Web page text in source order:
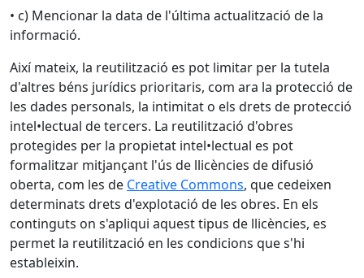
• c) Mencionar la data de l'última actualització de la
informació.
Així mateix, la reutilització es pot limitar per la tutela
d'altres béns jurídics prioritaris, com ara la protecció de
les dades personals, la intimitat o els drets de protecció
intel•lectual de tercers. La reutilització d'obres
protegides per la propietat intel•lectual es pot
formalitzar mitjançant l'ús de llicències de difusió
oberta, com les de Creative Commons, que cedeixen
determinats drets d'explotació de les obres. En els
continguts on s'apliqui aquest tipus de llicències, es
permet la reutilització en les condicions que s'hi
estableixin.